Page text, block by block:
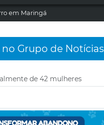
em Maringá
Grupo de Notícias
de 42 mulheres